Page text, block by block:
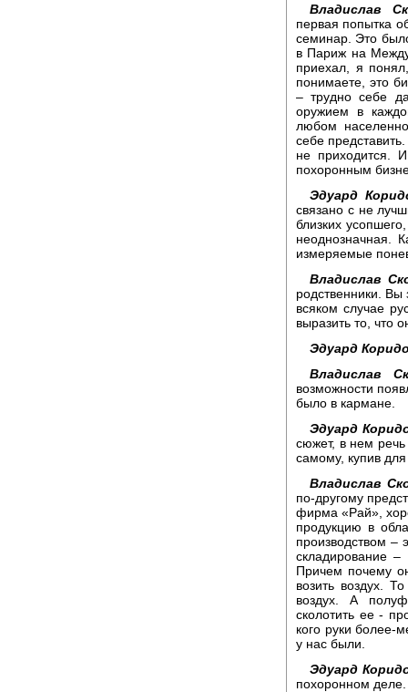
Владислав
первая попытка
семинар. Это
в Париж на
приехал, я
понимаете, это
– трудно себе
оружием в
любом
себе
не приходится.
похоронным
Эдуард
связано с не
близких
неоднозначная.
измеряемые
Владислав
родственники. Вы
всяком случае
выразить то, что
Эдуард
Владислав
возможности
было в кармане.
Эдуард
сюжет, в нем
самому, купив
Владислав
по-другому
фирма «Рай»,
продукцию в
производством –
складирование
Причем почему
возить воздух.
воздух. А
сколотить ее -
кого руки более-
у нас были.
Эдуард
похоронном деле.